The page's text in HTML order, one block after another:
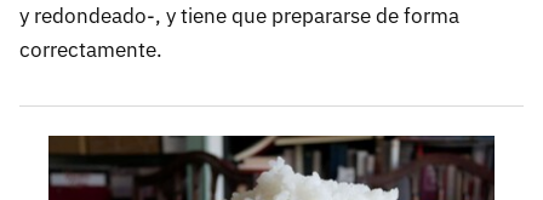
y redondeado-, y tiene que prepararse de forma
correctamente.